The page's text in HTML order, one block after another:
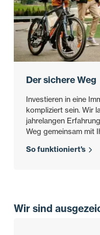
Der sichere Weg
Investieren in eine
kompliziert sein. Wir
jahrelangen
Weg gemeinsam mit
So funktioniert's
Wir sind